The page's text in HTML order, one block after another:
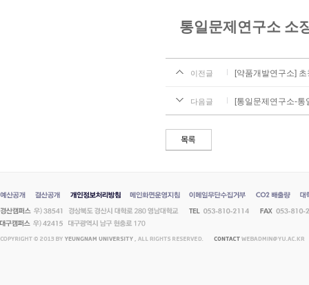
통일문제연구소 소
이전글 [약품개발연구소]
다음글 [통일문제연구소-